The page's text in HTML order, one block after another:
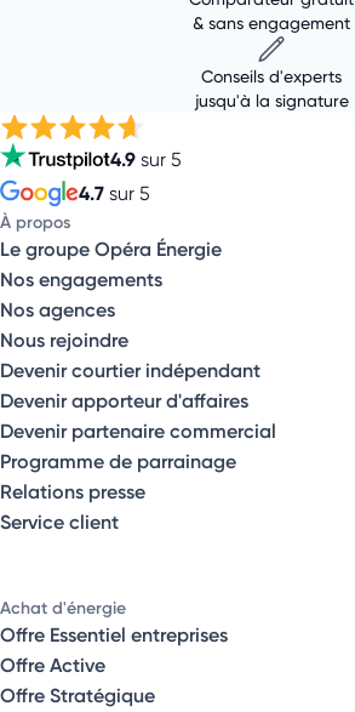
& sans engagement
Conseils d'experts
jusqu'à la signature
4.9 sur 5
4.7 sur 5
À propos
Le groupe Opéra Énergie
Nos engagements
Nos agences
Nous rejoindre
Devenir courtier indépendant
Devenir apporteur d'affaires
Devenir partenaire commercial
Programme de parrainage
Relations presse
Service client
Achat d'énergie
Offre Essentiel entreprises
Offre Active
Offre Stratégique